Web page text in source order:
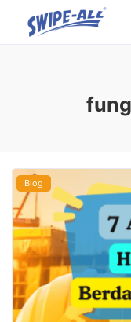
Blog